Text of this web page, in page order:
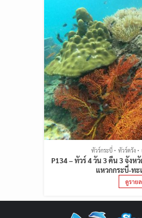
ทัวร์กระบี่ ทัวร์ตรัง
P134 – ทัวร์ 4 วัน 3 คืน 3 จังห
แหวกกระบี่-ทะ
ดูราย